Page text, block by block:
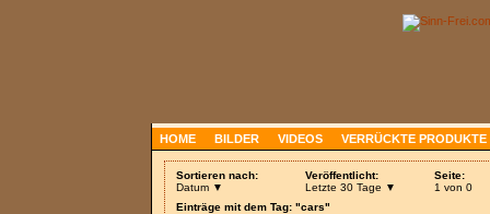
HOME BILDER VIDEOS VERRÜCKTE PRODUKTE
Sortieren nach:
Datum ▼
Veröffentlicht:
Letzte 30 Tage ▼
Seite:
1 von 0
Einträge mit dem Tag: "cars"